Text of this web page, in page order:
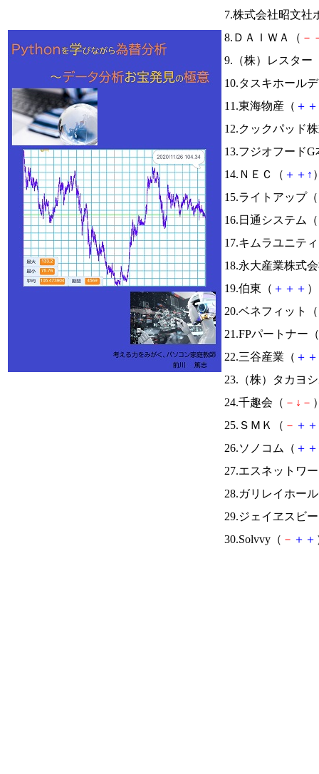
7.株式会社昭文社
8.ＤＡＩＷＡ（ －
9.（株）レスター
10.タスキホール
11.東海物産（ ＋ ＋
12.クックパッド
13.フジオフードG
14.ＮＥＣ（ ＋ ＋ ↑
15.ライトアップ（
16.日通システム（
17.キムラユニテ
18.永大産業株式
19.伯東（ ＋ ＋ ＋
20.ベネフィット（
21.FPパートナー（
22.三谷産業（ ＋ ＋
23.（株）タカヨ
24.千趣会（ － ↓ －
25.ＳＭＫ（ － ＋ ＋
26.ソノコム（ ＋ ＋
27.エスネットワ
28.ガリレイホー
29.ジェイヱスビ
30.Solvvy（ － ＋ ＋